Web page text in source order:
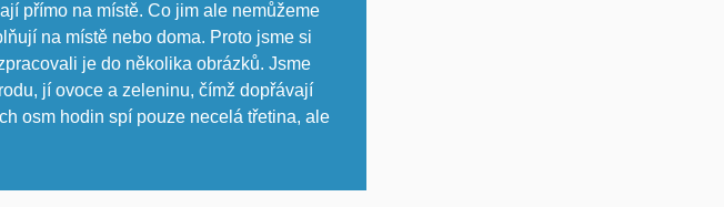
přímo na místě. Co jim ale nemůžeme
na místě nebo doma. Proto jsme si
je do několika obrázků. Jsme
jí ovoce a zeleninu, čímž dopřávají
osm hodin spí pouze necelá třetina, ale